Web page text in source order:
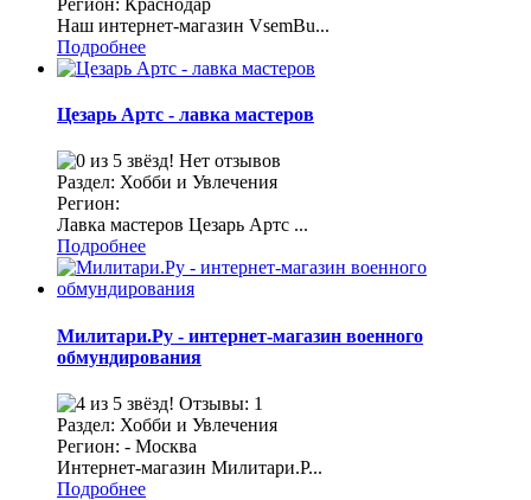
Наш интернет-магазин VsemBu...
Подробнее
Цезарь Артс - лавка мастеров
Нет отзывов
Раздел: Хобби и Увлечения
Регион:
Лавка мастеров Цезарь Артс ...
Подробнее
Милитари.Ру - интернет-магазин военного
обмундирования
Отзывы: 1
Раздел: Хобби и Увлечения
Регион: - Москва
Интернет-магазин Милитари.Р...
Подробнее